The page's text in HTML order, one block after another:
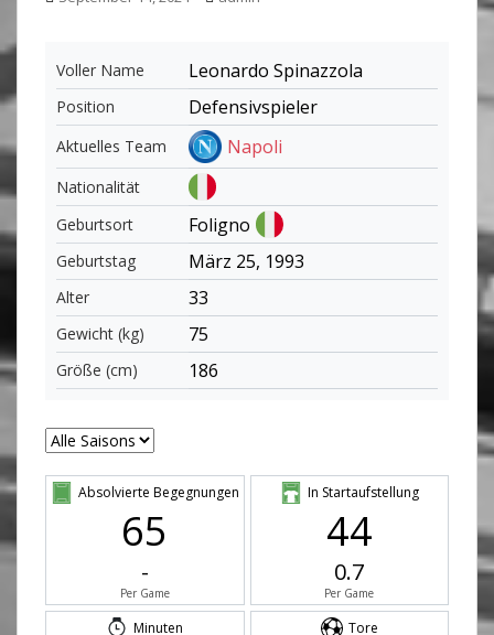
Voller Name Leonardo Spinazzola
Position Defensivspieler
Aktuelles Team Napoli
Nationalität
Geburtsort
Foligno
Geburtstag März 25, 1993
Alter 33
Gewicht (kg) 75
Größe (cm) 186
Absolvierte Begegnungen
65
-
Per Game
In Startaufstellung
44
0.7
Per Game
Minuten Tore